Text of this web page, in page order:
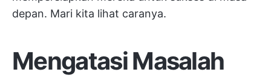
depan. Mari kita lihat caranya.
Mengatasi Masalah